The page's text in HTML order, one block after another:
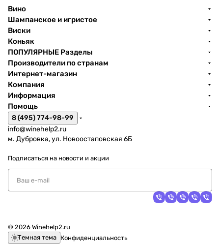
Вино
Шампанское и игристое
Виски
Коньяк
ПОПУЛЯРНЫЕ Разделы
Производители по странам
Интернет-магазин
Компания
Информация
Помощь
8 (495) 774-98-99
info@winehelp2.ru
м. Дубровка, ул. Новоостаповская 6Б
Подписаться на новости и акции
© 2026 Winehelp2.ru
Темная тема Конфиденциальность